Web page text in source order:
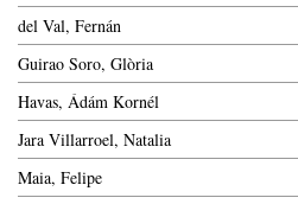
del Val, Fernán
Guirao Soro, Glòria
Havas, Ádám Kornél
Jara Villarroel, Natalia
Maia, Felipe